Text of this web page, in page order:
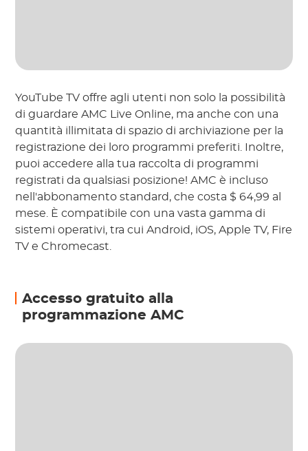
YouTube TV offre agli utenti non solo la possibilità
di guardare AMC Live Online, ma anche con una
quantità illimitata di spazio di archiviazione per la
registrazione dei loro programmi preferiti. Inoltre,
puoi accedere alla tua raccolta di programmi
registrati da qualsiasi posizione! AMC è incluso
nell'abbonamento standard, che costa $ 64,99 al
mese. È compatibile con una vasta gamma di
sistemi operativi, tra cui Android, iOS, Apple TV, Fire
TV e Chromecast.
Accesso gratuito alla
programmazione AMC